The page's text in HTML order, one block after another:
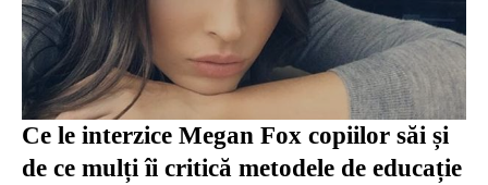
Ce le interzice Megan Fox copiilor săi și
de ce mulți îi critică metodele de educație